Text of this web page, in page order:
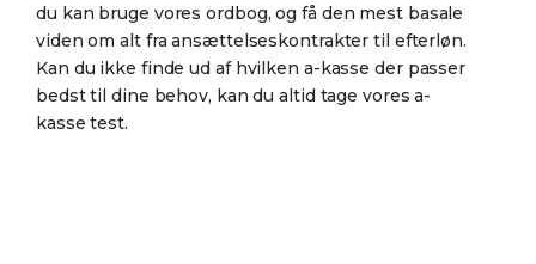
du kan bruge vores ordbog, og få den mest basale
viden om alt fra ansættelseskontrakter til efterløn.
Kan du ikke finde ud af hvilken a-kasse der passer
bedst til dine behov, kan du altid tage vores a-
kasse test.